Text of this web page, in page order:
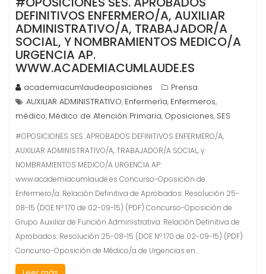
DEFINITIVOS ENFERMERO/A, AUXILIAR
ADMINISTRATIVO/A, TRABAJADOR/A
SOCIAL, Y NOMBRAMIENTOS MEDICO/A
URGENCIA AP.
WWW.ACADEMIACUMLAUDE.ES
academiacumlaudeoposiciones
Prensa
AUXILIAR ADMINISTRATIVO, Enfermería, Enfermeros,
médico, Médico de Atención Primaria, Oposiciones, SES
#OPOSICIONES SES. APROBADOS DEFINITIVOS ENFERMERO/A,
AUXILIAR ADMINISTRATIVO/A, TRABAJADOR/A SOCIAL, y
NOMBRAMIENTOS MEDICO/A URGENCIA AP.
www.academiacumlaude.es Concurso-Oposición de
Enfermero/a: Relación Definitiva de Aprobados: Resolución 25-
08-15 (DOE Nº 170 de 02-09-15) (PDF) Concurso-Oposición de
Grupo Auxiliar de Función Administrativa: Relación Definitiva de
Aprobados: Resolución 25-08-15 (DOE Nº 170 de 02-09-15) (PDF)
Concurso-Oposición de Médico/a de Urgencias en…